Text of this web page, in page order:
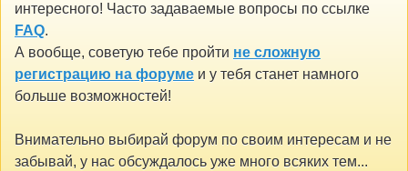
интересного! Часто задаваемые вопросы по ссылке
FAQ.
А вообще, советую тебе пройти не сложную
регистрацию на форуме и у тебя станет намного
больше возможностей!
Внимательно выбирай форум по своим интересам и не
забывай, у нас обсуждалось уже много всяких тем...